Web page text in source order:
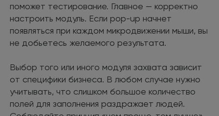
поможет тестирование. Главное — корректно
настроить модуль. Если pop-up начнет
появляться при каждом микродвижении мыши, вы
не добьетесь желаемого результата.
Выбор того или иного модуля захвата зависит
от специфики бизнеса. В любом случае нужно
учитывать, что слишком большое количество
полей для заполнения раздражает людей.